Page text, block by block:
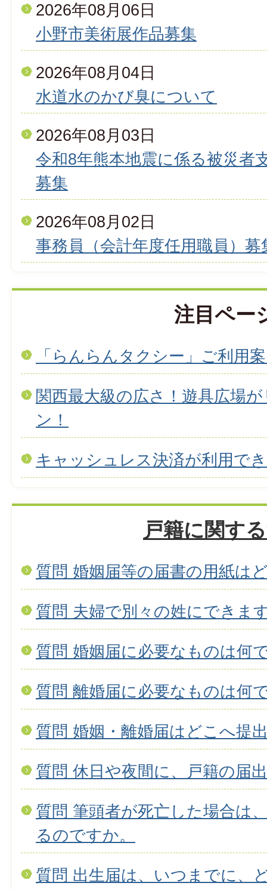
2026年08月06日
小野市美術展作品募集
2026年08月04日
水道水のかび臭について
2026年08月03日
令和8年熊本地震に係る被災者
募集
2026年08月02日
事務員（会計年度任用職員）募
注目ペー
「らんらんタクシー」ご利用
関西最大級の広さ！遊具広場
ン！
キャッシュレス決済が利用で
戸籍に関す
質問 婚姻届等の届書の用紙は
質問 夫婦で別々の姓にできま
質問 婚姻届に必要なものは何
質問 離婚届に必要なものは何
質問 婚姻・離婚届はどこへ提
質問 休日や夜間に、戸籍の届
質問 筆頭者が死亡した場合は
るのですか。
質問 出生届は、いつまでに、